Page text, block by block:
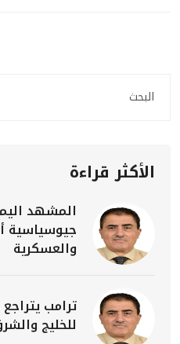
الأكثر قراءة
المشهد
جيوسياسية
والعسكرية
ترامب
للخليج